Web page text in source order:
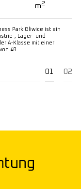
m2
Park Gliwice ist ein
, Lager- und
A-Klasse mit einer
48...
01 02